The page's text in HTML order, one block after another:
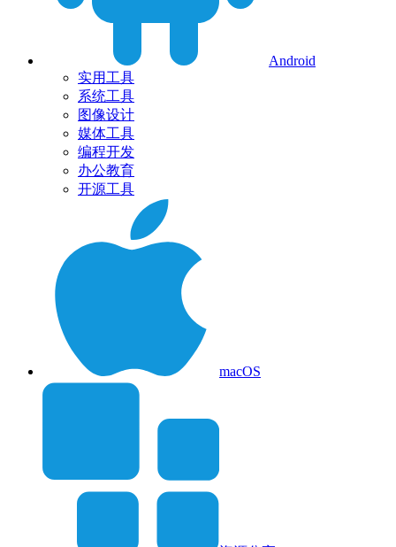
Android
实用工具
系统工具
图像设计
媒体工具
编程开发
办公教育
开源工具
macOS